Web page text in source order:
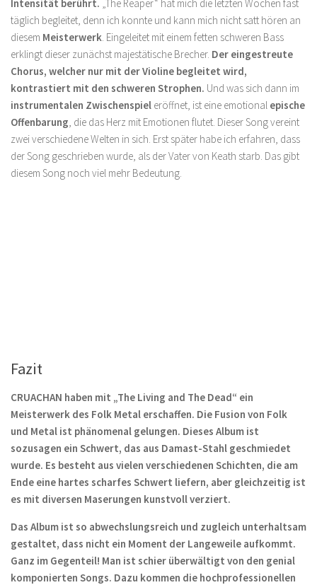
Intensität berührt. „The Reaper“ hat mich die letzten Wochen fast
täglich begleitet, denn ich konnte und kann mich nicht satt hören an
diesem Meisterwerk. Eingeleitet mit einem fetten schweren Bass
erklingt dieser zunächst majestätische Brecher. Der eingestreute
Chorus, welcher nur mit der Violine begleitet wird,
kontrastiert mit den schweren Strophen. Und was sich dann im
instrumentalen Zwischenspiel eröffnet, ist eine emotional epische
Offenbarung, die das Herz mit Emotionen flutet. Dieser Song vereint
zwei verschiedene Welten in sich. Erst später habe ich erfahren, dass
der Song geschrieben wurde, als der Vater von Keath starb. Das gibt
diesem Song noch viel mehr Bedeutung.
Fazit
CRUACHAN haben mit „The Living and The Dead“ ein
Meisterwerk des Folk Metal erschaffen. Die Fusion von Folk
und Metal ist phänomenal gelungen. Dieses Album ist
sozusagen ein Schwert, das aus Damast-Stahl geschmiedet
wurde. Es besteht aus vielen verschiedenen Schichten, die am
Ende eine hartes scharfes Schwert liefern, aber gleichzeitig ist
es mit diversen Maserungen kunstvoll verziert.
Das Album ist so abwechslungsreich und zugleich unterhaltsam
gestaltet, dass nicht ein Moment der Langeweile aufkommt.
Ganz im Gegenteil! Man ist schier überwältigt von den genial
komponierten Songs. Dazu kommen die hochprofessionellen